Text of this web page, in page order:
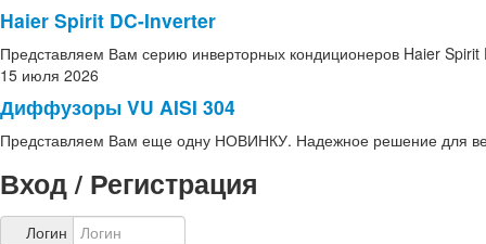
Haier Spirit DC-Inverter
Представляем Вам серию инверторных кондиционеров Haier Spirit
15 июля 2026
Диффузоры VU AISI 304
Представляем Вам еще одну НОВИНКУ. Надежное решение для
Вход / Регистрация
Логин